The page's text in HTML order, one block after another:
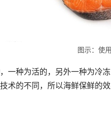
图示：使
，一种为活的，另外一种为冷
术的不同，所以海鲜保鲜的效